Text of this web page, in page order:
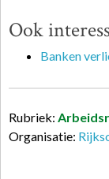
Ook
Banken
Rubriek:
Organisatie: